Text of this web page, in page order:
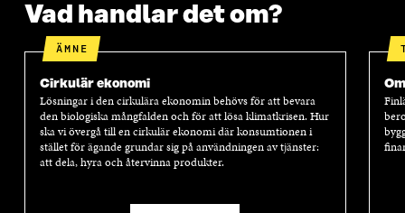
Vad handlar det om?
ÄMNE
Cirkulär ekonomi
Lösningar i den cirkulära ekonomin behövs för att bevara
den biologiska mångfalden och för att lösa klimatkrisen. Hur
ska vi övergå till en cirkulär ekonomi där konsumtionen i
stället för ägande grundar sig på användningen av tjänster:
att dela, hyra och återvinna produkter.